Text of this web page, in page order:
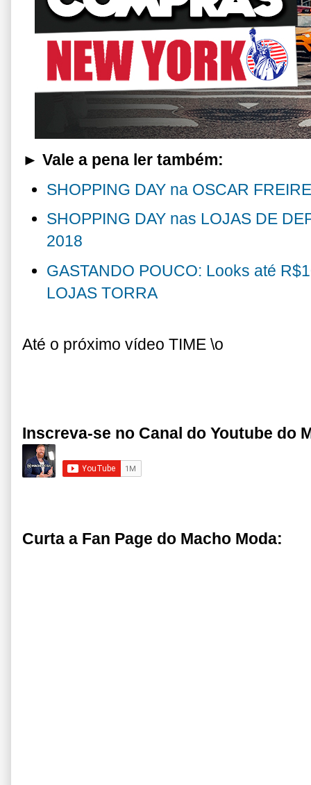
► Vale a pena ler também:
SHOPPING DAY na OSCAR
SHOPPING DAY nas LOJAS DE
2018
GASTANDO POUCO: Looks até
LOJAS TORRA
Até o próximo vídeo TIME \o
Inscreva-se no Canal do Youtube do
Curta a Fan Page do Macho Moda: